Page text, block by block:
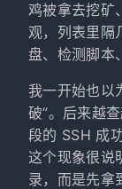
鸡被拿去挖矿
观，列表里隔
盘、检测脚本
我一开始也以
破”。后来越
段的 SSH 成
这个现象很说
录，而是先拿